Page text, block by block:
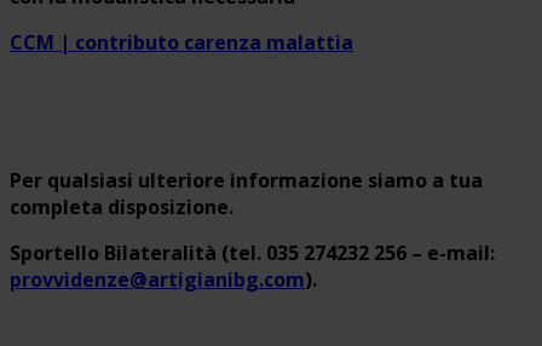
CCM | contributo carenza malattia
Per qualsiasi ulteriore informazione siamo a tua
completa disposizione.
Sportello Bilateralità (tel. 035 274232 256 – e-mail:
provvidenze@artigianibg.com).